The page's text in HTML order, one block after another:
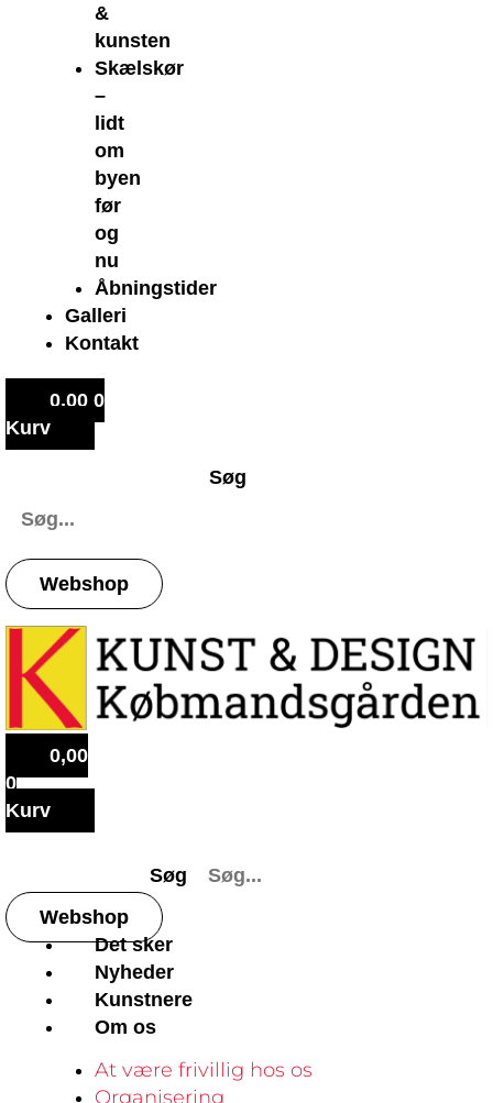
&
kunsten
Skælskør
–
lidt
om
byen
før
og
nu
Åbningstider
Galleri
Kontakt
0,00 0
Kurv
Søg
Webshop
0,00
0
Kurv
Søg
Webshop
Det sker
Nyheder
Kunstnere
Om os
At være frivillig hos os
Organisering